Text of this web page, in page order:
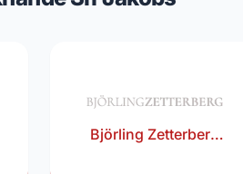
Björling Zetterberg